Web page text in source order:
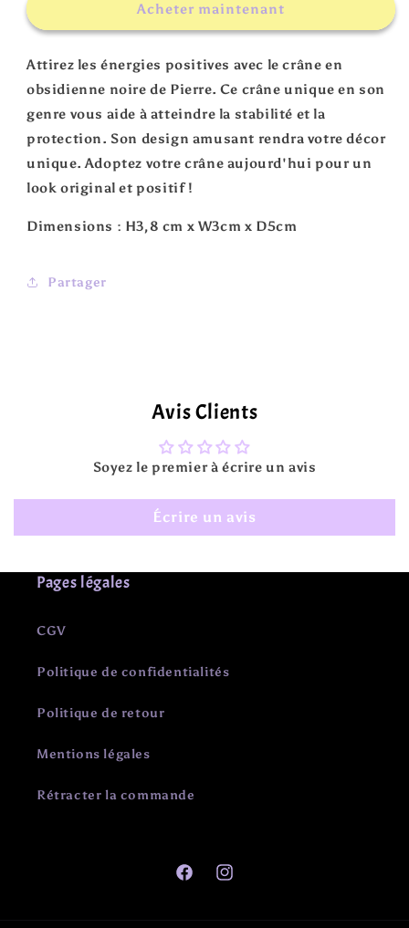
obsidienne
en
obsidienne
Acheter maintenant
Attirez les énergies positives avec le crâne en
obsidienne noire de Pierre. Ce crâne unique en son
genre vous aide à atteindre la stabilité et la
protection. Son design amusant rendra votre décor
unique. Adoptez votre crâne aujourd'hui pour un
look original et positif !
Dimensions : H3,8 cm x W3cm x D5cm
Partager
Avis Clients
Soyez le premier à écrire un avis
Écrire un avis
Pages légales
CGV
Politique de confidentialités
Politique de retour
Mentions légales
Rétracter la commande
FacebookInstagram